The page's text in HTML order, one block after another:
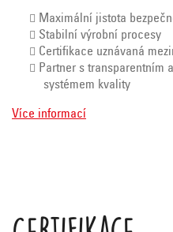
Maximální jistota
Stabilní výrobní procesy
Certifikace uznávaná
Partner s transparentním
systémem kvality
Více informací